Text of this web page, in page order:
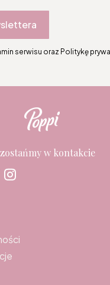
serwisu oraz Politykę
w kontakcie